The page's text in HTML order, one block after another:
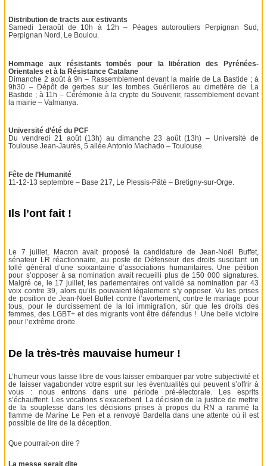
Distribution de tracts aux estivants
Samedi 1eraoût de 10h à 12h – Péages autoroutiers Perpignan Sud,
Perpignan Nord, Le Boulou.
Hommage aux résistants tombés pour la libération des Pyrénées-
Orientales et à la Résistance Catalane
Dimanche 2 août à 9h – Rassemblement devant la mairie de La Bastide ; à
9h30 – Dépôt de gerbes sur les tombes Guérilleros au cimetière de La
Bastide ; à 11h – Cérémonie à la crypte du Souvenir, rassemblement devant
la mairie – Valmanya.
Université d’été du PCF
Du vendredi 21 août (13h) au dimanche 23 août (13h) – Université de
Toulouse Jean-Jaurès, 5 allée Antonio Machado – Toulouse.
Fête de l’Humanité
11-12-13 septembre – Base 217, Le Plessis-Pâté – Bretigny-sur-Orge.
Ils l’ont fait !
Le 7 juillet, Macron avait proposé la candidature de Jean-Noël Buffet,
sénateur LR réactionnaire, au poste de Défenseur des droits suscitant un
tollé général d’une soixantaine d’associations humanitaires. Une pétition
pour s’opposer à sa nomination avait recueilli plus de 150 000 signatures.
Malgré ce, le 17 juillet, les parlementaires ont validé sa nomination par 43
voix contre 39, alors qu’ils pouvaient légalement s’y opposer. Vu les prises
de position de Jean-Noël Buffet contre l’avortement, contre le mariage pour
tous, pour le durcissement de la loi immigration, sûr que les droits des
femmes, des LGBT+ et des migrants vont être défendus ! Une belle victoire
pour l’extrême droite.
De la très-très mauvaise humeur !
L’humeur vous laisse libre de vous laisser embarquer par votre subjectivité et
de laisser vagabonder votre esprit sur les éventualités qui peuvent s’offrir à
vous : nous entrons dans une période pré-électorale. Les esprits
s’échauffent. Les vocations s’exacerbent. La décision de la justice de mettre
de la souplesse dans les décisions prises à propos du RN a ranimé la
flamme de Marine Le Pen et a renvoyé Bardella dans une attente où il est
possible de lire de la déception.
Que pourrait-on dire ?
La messe serait dite